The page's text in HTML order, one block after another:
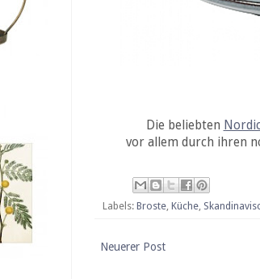
Die beliebten
vor allem durch ihren
Labels: Broste Küche
Neuerer Post